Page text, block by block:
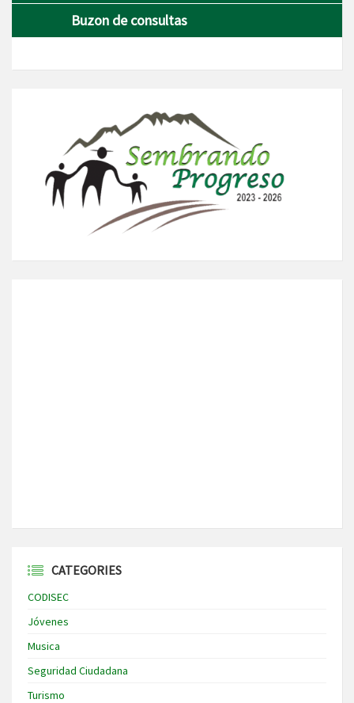
Buzon de consultas
CATEGORIES
CODISEC
Jóvenes
Musica
Seguridad Ciudadana
Turismo